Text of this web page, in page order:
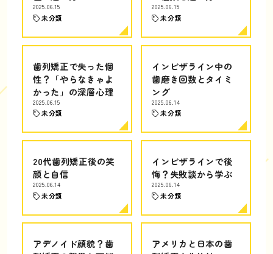
2025.06.15
未分類
2025.06.15
未分類
歯列矯正で失った個
性？「やらなきゃよ
かった」の深層心理
2025.06.15
未分類
インビザライン中の
歯磨き回数とタイミ
ング
2025.06.14
未分類
20代歯列矯正後の笑
顔と自信
2025.06.14
未分類
インビザラインで後
悔？失敗談から学ぶ
2025.06.14
未分類
アデノイド顔貌？歯
アメリカと日本の歯